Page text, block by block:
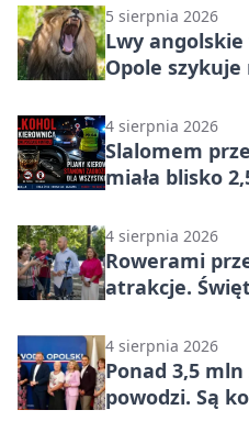
5 sierpnia 2026
Lwy
Opole
4 sierpnia 2026
Slalomem
miała blisko
4 sierpnia 2026
Rowerami
atrakcje.
4 sierpnia 2026
Ponad 3,5
powodzi. Są